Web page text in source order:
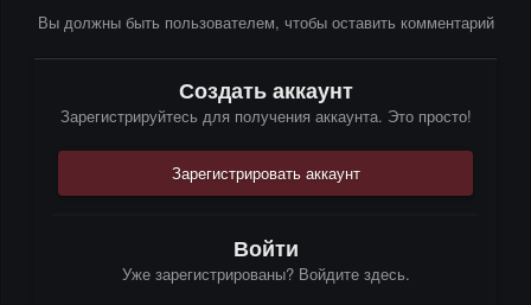
Вы должны быть пользователем, чтобы оставить комментарий
Создать аккаунт
Зарегистрируйтесь для получения аккаунта. Это просто!
Зарегистрировать аккаунт
Войти
Уже зарегистрированы? Войдите здесь.